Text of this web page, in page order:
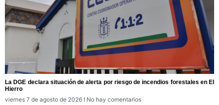
La DGE declara situación de alerta por riesgo de incendios forestales en El
Hierro
viernes 7 de agosto de 2026
No hay comentarios